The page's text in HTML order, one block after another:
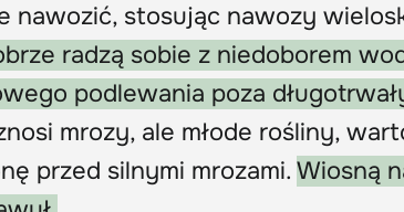
nawozić, stosując nawozy
radzą sobie z niedoborem
podlewania poza
mrozy, ale młode rośliny,
przed silnymi mrozami. Wiosną